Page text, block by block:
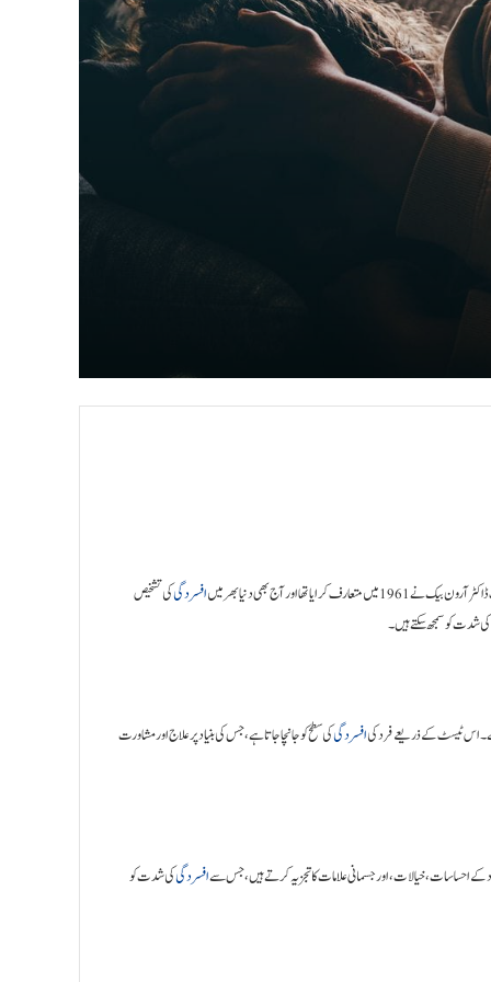
تھا اور آج بھی دنیا بھر میں افسردگیکی تشخیص
کی شدت کو سمجھ سکتے ہیں۔
افسردگیکی سطح کو جانچا جاتا ہے، جس کی بنیاد پر علاج اور مشاورت
احساسات، خیالات، اور جسمانی علامات کا تجزیہ کرتے ہیں، جس سےافسردگیکی شدت کو